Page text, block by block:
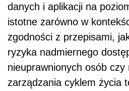
danych i aplikacji na
istotne zarówno w
zgodności z przepisami,
ryzyka nadmiernego
nieuprawnionych osób czy
zarządzania cyklem życia